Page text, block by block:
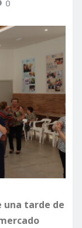
0
una tarde de